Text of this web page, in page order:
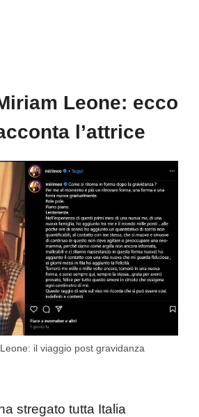
Leone: ecco
l’attrice
il viaggio post gravidanza
stregato tutta Italia